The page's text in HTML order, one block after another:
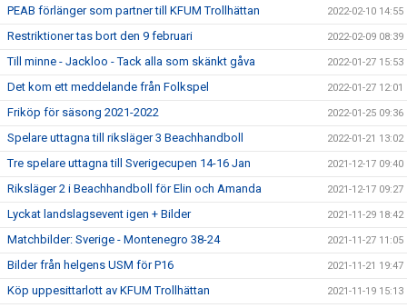
PEAB förlänger som partner till KFUM Trollhättan 2022-02-10 14:55
Restriktioner tas bort den 9 februari 2022-02-09 08:39
Till minne - Jackloo - Tack alla som skänkt gåva 2022-01-27 15:53
Det kom ett meddelande från Folkspel 2022-01-27 12:01
Friköp för säsong 2021-2022 2022-01-25 09:36
Spelare uttagna till riksläger 3 Beachhandboll 2022-01-21 13:02
Tre spelare uttagna till Sverigecupen 14-16 Jan 2021-12-17 09:40
Riksläger 2 i Beachhandboll för Elin och Amanda 2021-12-17 09:27
Lyckat landslagsevent igen + Bilder 2021-11-29 18:42
Matchbilder: Sverige - Montenegro 38-24 2021-11-27 11:05
Bilder från helgens USM för P16 2021-11-21 19:47
Köp uppesittarlott av KFUM Trollhättan 2021-11-19 15:13